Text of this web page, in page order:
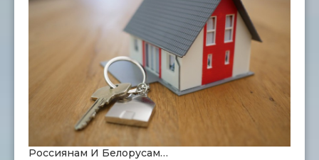
Россиянам И Белорусам…